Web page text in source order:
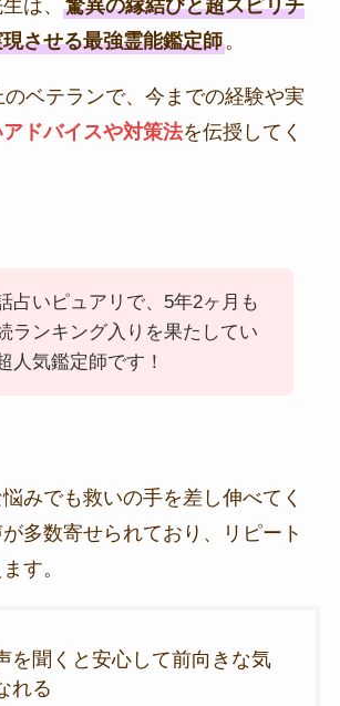
は、 驚異の縁結びと超スピリチ
させる最強霊能鑑定師。
ベテランで、今までの経験や実
ドバイスや対策法を伝授してく
占いピュアリで、5年2ヶ月も
ランキング入りを果たしてい
人気鑑定師です！
みでも救いの手を差し伸べてく
多数寄せられており、リピート
す。
を聞くと安心して前向きな気
れる